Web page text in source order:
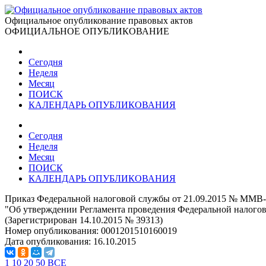
Официальное опубликование правовых актов
ОФИЦИАЛЬНОЕ ОПУБЛИКОВАНИЕ
Сегодня
Неделя
Месяц
ПОИСК
КАЛЕНДАРЬ ОПУБЛИКОВАНИЯ
Сегодня
Неделя
Месяц
ПОИСК
КАЛЕНДАРЬ ОПУБЛИКОВАНИЯ
Приказ Федеральной налоговой службы от 21.09.2015 № ММВ-
"Об утверждении Регламента проведения Федеральной
(Зарегистрирован 14.10.2015 № 39313)
Номер опубликования: 0001201510160019
Дата опубликования: 16.10.2015
1 10 20 50 ВСЕ